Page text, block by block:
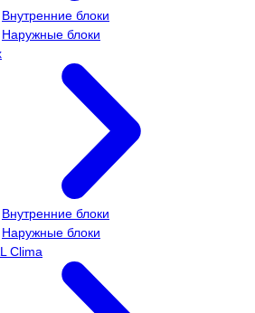
Внутренние блоки
Наружные блоки
Внутренние блоки
Наружные блоки
Clima